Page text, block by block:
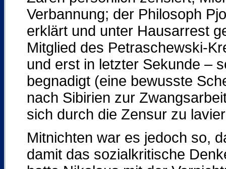
Verbannung; der Philosoph
erklärt und unter Hausarrest
Mitglied des Petraschewski-
und erst in letzter Sekunde –
begnadigt (eine bewusste
nach Sibirien zur
sich durch die Zensur zu
Mitnichten war es jedoch so,
damit das sozialkritische